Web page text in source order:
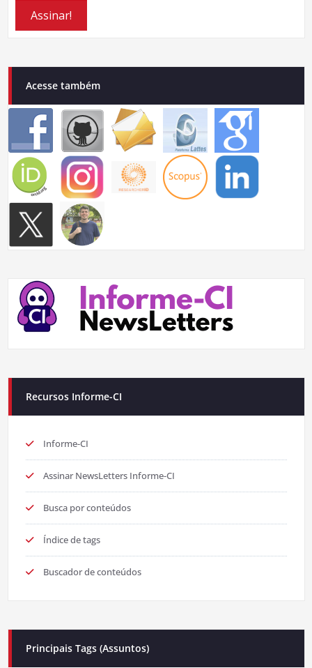
Acesse também
Recursos Informe-CI
Informe-CI
Assinar NewsLetters Informe-CI
Busca por conteúdos
Índice de tags
Buscador de conteúdos
Principais Tags (Assuntos)